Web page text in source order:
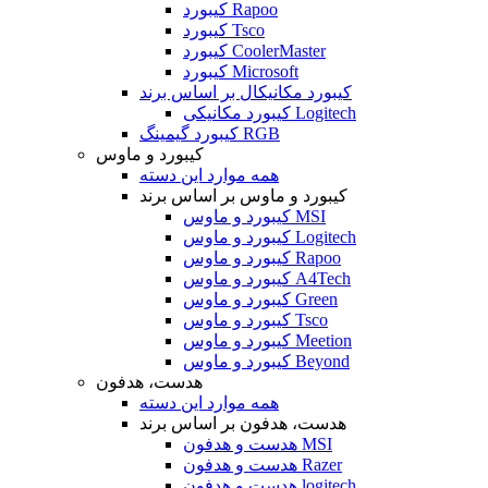
کیبورد Rapoo
کیبورد Tsco
کیبورد CoolerMaster
کیبورد Microsoft
کیبورد مکانیکال بر اساس برند
کیبورد مکانیکی Logitech
کیبورد گیمینگ RGB
کیبورد و ماوس
همه موارد این دسته
کیبورد و ماوس بر اساس برند
کیبورد و ماوس MSI
کیبورد و ماوس Logitech
کیبورد و ماوس Rapoo
کیبورد و ماوس A4Tech
کیبورد و ماوس Green
کیبورد و ماوس Tsco
کیبورد و ماوس Meetion
کیبورد و ماوس Beyond
هدست، هدفون
همه موارد این دسته
هدست، هدفون بر اساس برند
هدست و هدفون MSI
هدست و هدفون Razer